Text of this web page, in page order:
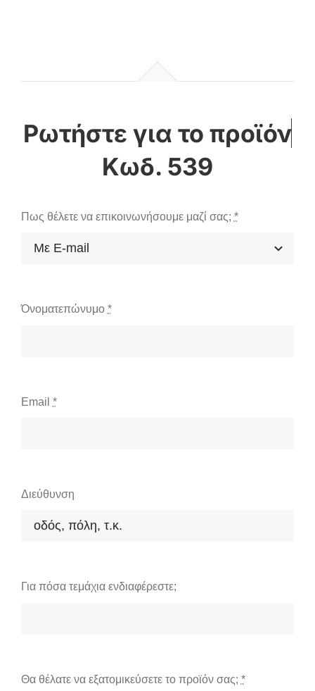
Κωδ. 539
Πως θέλετε να επικοινωνήσουμε μαζί σας; *
Όνοματεπώνυμο *
Email *
Διεύθυνση
Για πόσα τεμάχια ενδιαφέρεστε;
Θα θέλατε να εξατομικεύσετε το προϊόν σας; *